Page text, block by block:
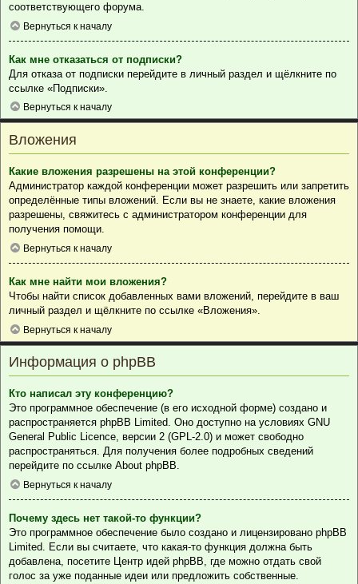
соответствующего форума.
Вернуться к началу
Как мне отказаться от подписки?
Для отказа от подписки перейдите в личный раздел и щёлкните по
ссылке «Подписки».
Вернуться к началу
Вложения
Какие вложения разрешены на этой конференции?
Администратор каждой конференции может разрешить или запретить
определённые типы вложений. Если вы не знаете, какие вложения
разрешены, свяжитесь с администратором конференции для
получения помощи.
Вернуться к началу
Как мне найти мои вложения?
Чтобы найти список добавленных вами вложений, перейдите в ваш
личный раздел и щёлкните по ссылке «Вложения».
Вернуться к началу
Информация о phpBB
Кто написал эту конференцию?
Это программное обеспечение (в его исходной форме) создано и
распространяется phpBB Limited. Оно доступно на условиях GNU
General Public Licence, версии 2 (GPL-2.0) и может свободно
распространяться. Для получения более подробных сведений
перейдите по ссылке About phpBB.
Вернуться к началу
Почему здесь нет такой-то функции?
Это программное обеспечение было создано и лицензировано phpBB
Limited. Если вы считаете, что какая-то функция должна быть
добавлена, посетите Центр идей phpBB, где можно отдать свой
голос за уже поданные идеи или предложить собственные.